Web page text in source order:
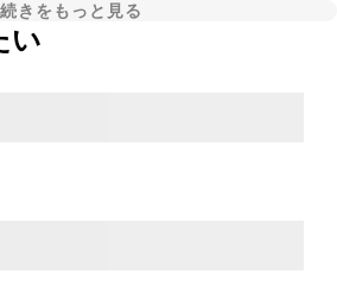
続きをもっと見る
い